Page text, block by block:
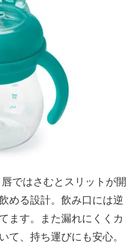
唇ではさむとスリットが開
める設計。飲み口には逆
ます。また漏れにくくカ
て、持ち運びにも安心。